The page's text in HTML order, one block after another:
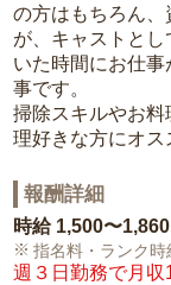
の方はもちろん
が、キャストと
いた時間にお仕
事です。
掃除スキルやお
理好きな方にオス
報酬詳細
時給 1,500〜1,860
指名料・ランク時
週３日勤務で月